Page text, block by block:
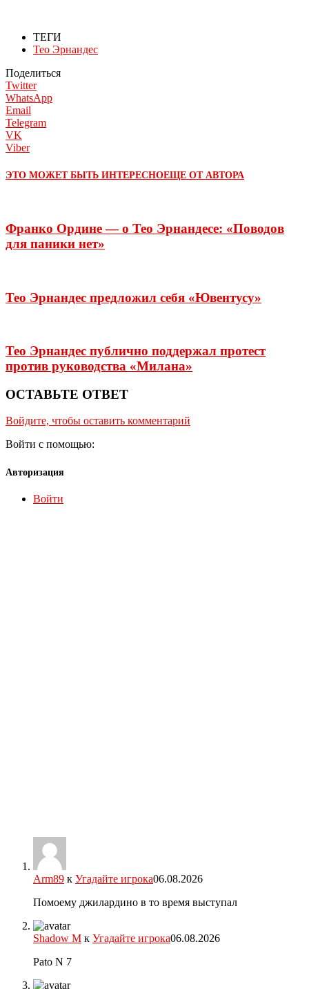
ТЕГИ
Тео Эрнандес
Поделиться
Twitter
WhatsApp
Email
Telegram
VK
Viber
ЭТО МОЖЕТ БЫТЬ ИНТЕРЕСНОЕЩЕ ОТ АВТОРА
Франко Ордине — о Тео Эрнандесе: «Поводов
для паники нет»
Тео Эрнандес предложил себя «Ювентусу»
Тео Эрнандес публично поддержал протест
против руководства «Милана»
ОСТАВЬТЕ ОТВЕТ
Войдите, чтобы оставить комментарий
Войти с помощью:
Авторизация
Войти
Arm89 к Угадайте игрока06.08.2026
Помоему джилардино в то время выступал
Shadow M к Угадайте игрока06.08.2026
Pato N 7